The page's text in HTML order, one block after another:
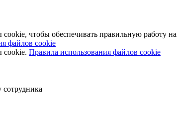
чтобы обеспечивать правильную работу
файлов cookie
cookie. Правила использования файлов cookie